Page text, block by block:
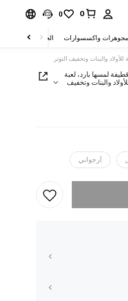
0
0
مجوهرات واكسسوارات الحقائب والأمتعة
لمسها بارد، لعبة
والبنات وتخفيف
PRICE
أرجواني